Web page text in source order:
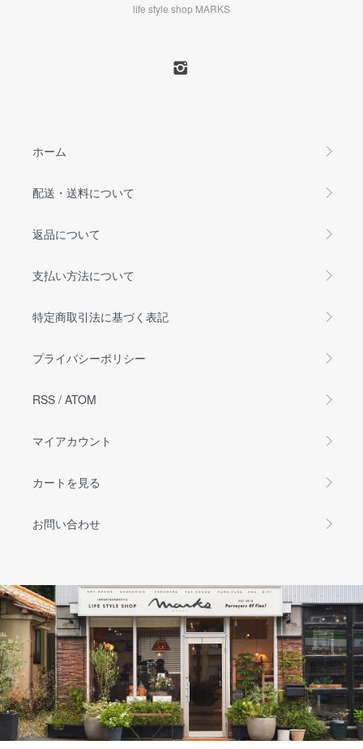
life style shop MARKS
ホーム
配送・送料について
返品について
支払い方法について
特定商取引法に基づく表記
プライバシーポリシー
RSS / ATOM
マイアカウント
カートを見る
お問い合わせ